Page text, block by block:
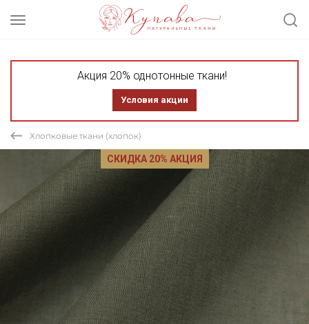
Акция 20% однотонные ткани!
Условия акции
Хлопковые ткани (хлопок)
СКИДКА 20% АКЦИЯ